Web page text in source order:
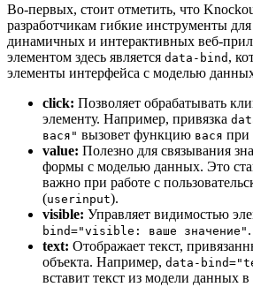
Во-первых, стоит отметить, что
разработчикам гибкие инструменты для
динамичных и интерактивных веб-
элементом здесь является data-bind ,
элементы интерфейса с моделью
click: Позволяет обрабатывать
элементу. Например, привязка
вася" вызовет функцию вася при
value: Полезно для связывания
формы с моделью данных. Это
важно при работе с
(userinput).
visible: Управляет видимостью
bind="visible: ваше значение" .
text: Отображает текст,
объекта. Например, data-
вставит текст из модели данных в